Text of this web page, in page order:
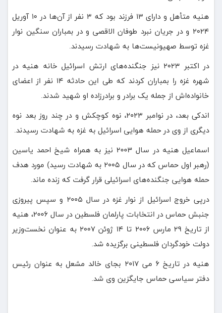
هنیه متأهل و دارای ۱۳ فرزند بود که ۳ نفر از آن‌ها در ۱۰ آوریل
۲۰۲۴ و در جریان نبرد طوفان الاقصی و در بمباران سنگین نوار
غزه توسط صهیونیست‌ها به شهادت رسیدند.
در اکتبر ۲۰۲۳ نیز جنگنده‌های ارتش اسرائیل خانه هنیه در
شهره غزه را بمباران کردند که طی این حادثه ۱۴ نفر از اعضای
خانواده‌اش از جمله یک برادر و برادرزاده‌ او شهید شدند.
اندکی بعد، در نوامبر ۲۰۲۳، نوه کوچکش و در چند روز بعد نوه
دیگری از وی در حمله هوایی اسرائیل به غزه به شهادت رسیدند.
اسماعیل هنیه در سال ۲۰۰۳ نیز به همراه شیخ احمد یاسین
(رهبر اول حماس که در سال ۲۰۰۵ به شهادت رسید) مورد هدف
حمله هوایی جنگنده‌های اسرائیلی قرار گرفت که زنده ماند.
درپی خروج اسرائیل از نوار غزه در سال ۲۰۰۵ و سپس پیروزی
جنبش حماس در انتخابات پارلمان فلسطین در سال ۲۰۰۶، هنیه
از تاریخ ۲۹ مارس ۲۰۰۶ تا ۱۴ ژوئن ۲۰۰۷ به عنوان نخست‌وزیر
دولت خودگردان فلسطینی برگزیده شد.
هنیه در تاریخ ۶ می ۲۰۱۷ بجای خالد مشعل به عنوان رئیس
دفتر سیاسی حماس جایگزین وی شد.